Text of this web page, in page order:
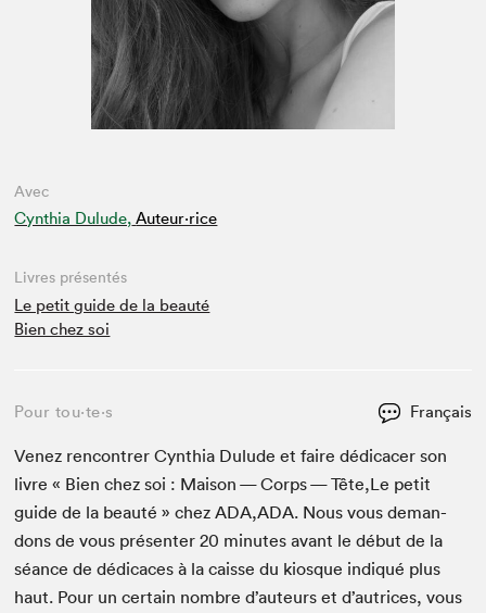
Avec
Cynthia Dulude, Auteur·rice
Livres présentés
Le petit guide de la beauté
Bien chez soi
Pour tou⋅te⋅s Français
Venez ren­con­tr­er Cyn­thia Dulude et faire dédi­cac­er son
livre « Bien chez soi : Mai­son — Corps — Tête,Le petit
guide de la beauté » chezADA,ADA. Nous vous deman­
dons de vous présen­ter20 min­utes avant le début de la
séance de dédi­caces à la caisse du kiosque indiqué plus
haut. Pour un cer­tain nom­bre d’auteurs et d’autrices, vous